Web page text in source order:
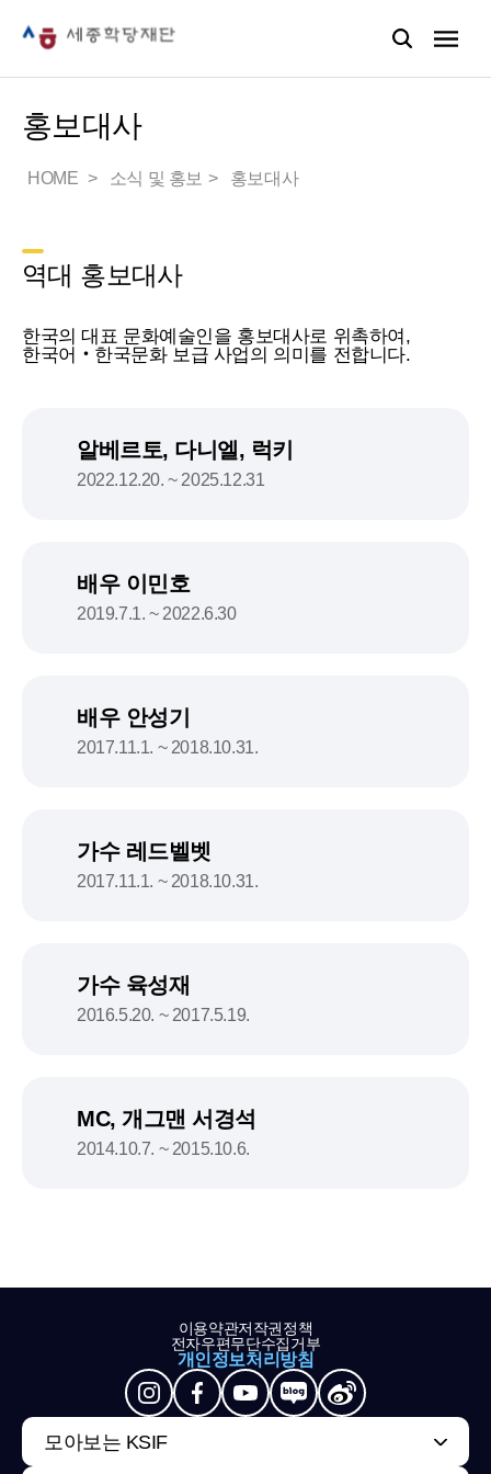
홍보대사
HOME 소식 및 홍보 홍보대사
역대 홍보대사
한국의 대표 문화예술인을 홍보대사로 위촉하여,
한국어‧한국문화 보급 사업의 의미를 전합니다.
알베르토, 다니엘, 럭키
2022.12.20. ~ 2025.12.31
배우 이민호
2019.7.1. ~ 2022.6.30
배우 안성기
2017.11.1. ~ 2018.10.31.
가수 레드벨벳
2017.11.1. ~ 2018.10.31.
가수 육성재
2016.5.20. ~ 2017.5.19.
MC, 개그맨 서경석
2014.10.7. ~ 2015.10.6.
이용약관저작권정책
전자우편무단수집거부
개인정보처리방침
모아보는 KSIF